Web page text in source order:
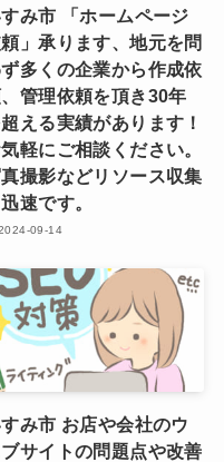
み市 「ホームページ
」承ります、地元を問
多くの企業から作成依
管理依頼を頂き30年
える実績があります！
軽にご相談ください。
撮影などリソース収集
速です。
09-14
み市 お店や会社のウ
ブサイトの問題点や改善